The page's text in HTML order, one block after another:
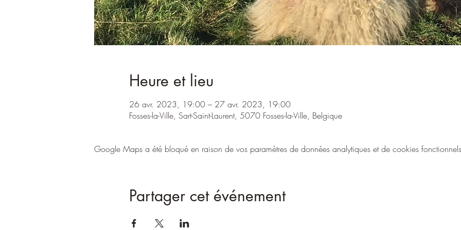
Heure et lieu
26 avr. 2023, 19:00 – 27 avr. 2023, 19:00
Fosses-la-Ville, Sart-Saint-Laurent, 5070 Fosses-la-Ville, Belgique
Google Maps a été bloqué en raison de vos paramètres de données analytiques et de cookies
Partager cet événement